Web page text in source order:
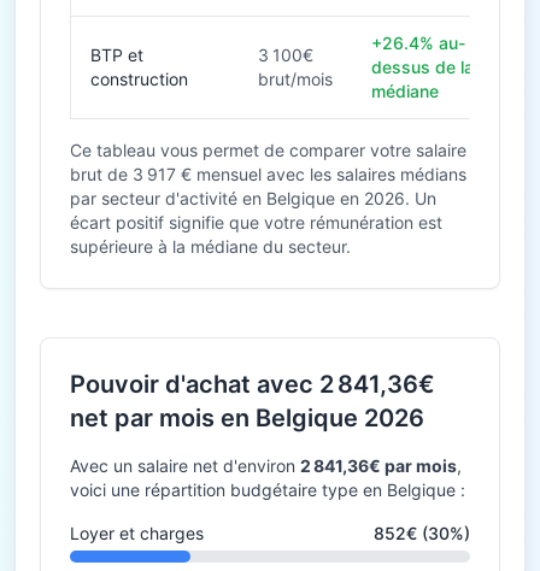
BTP et
construction
3 100€
brut/mois
+26.4% au-
dessus de la
médiane
Ce tableau vous permet de comparer votre salaire
brut de 3 917 € mensuel avec les salaires médians
par secteur d'activité en Belgique en 2026. Un
écart positif signifie que votre rémunération est
supérieure à la médiane du secteur.
Pouvoir d'achat avec 2 841,36€
net par mois en Belgique 2026
Avec un salaire net d'environ 2 841,36€ par mois,
voici une répartition budgétaire type en Belgique :
Loyer et charges 852€ (30%)